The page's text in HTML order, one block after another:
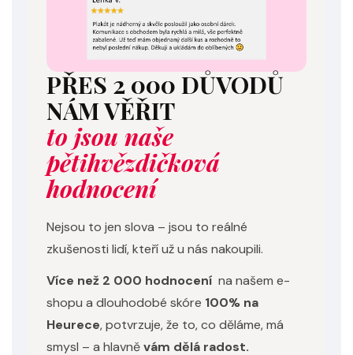
PŘES 2 000 DŮVODŮ
NÁM VĚŘIT
to jsou naše
pětihvězdičková
hodnocení
Nejsou to jen slova – jsou to reálné
zkušenosti lidí, kteří už u nás nakoupili.
Více než 2 000 hodnocení na našem e-
shopu a dlouhodobé skóre 100% na
Heurece, potvrzuje, že to, co děláme, má
smysl – a hlavněvám dělá radost.